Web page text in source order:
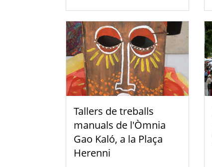
Tallers de treballs
manuals de l'Òmnia
Gao Kaló, a la Plaça
Herenni